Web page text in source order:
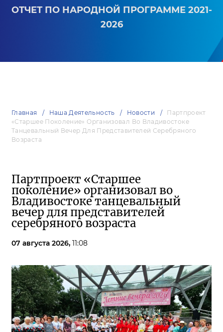
ОТЧЕТ ПО НАРОДНОЙ ПРОГРАММЕ 2021-
2026
Главная Наша Деятельность Новости
Партпроект
«Старшее Поколение» Организовал Во Владивостоке
Танцевальный Вечер Для Представителей Серебряного
Возраста
Партпроект «Старшее
поколение» организовал во
Владивостоке танцевальный
вечер для представителей
серебряного возраста
07 августа 2026, 11:08